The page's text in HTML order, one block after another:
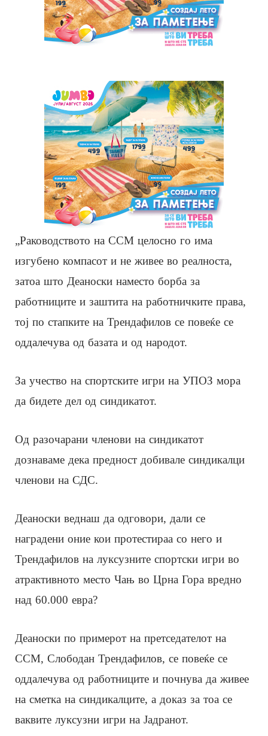
„Раководството на ССМ целосно го има
изгубено компасот и не живее во реалноста,
затоа што Деаноски наместо борба за
работниците и заштита на работничките права,
тој по стапките на Трендафилов се повеќе се
оддалечува од базата и од народот.
За учество на спортските игри на УПОЗ мора
да бидете дел од синдикатот.
Од разочарани членови на синдикатот
дознаваме дека предност добивале синдикалци
членови на СДС.
Деаноски веднаш да одговори, дали се
наградени оние кои протестираа со него и
Трендафилов на луксузните спортски игри во
атрактивното место Чањ во Црна Гора вредно
над 60.000 евра?
Деаноски по примерот на претседателот на
ССМ, Слободан Трендафилов, се повеќе се
оддалечува од работниците и почнува да живее
на сметка на синдикалците, а доказ за тоа се
ваквите луксузни игри на Јадранот.